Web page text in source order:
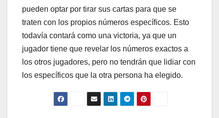
pueden optar por tirar sus cartas para que se
traten con los propios números específicos. Esto
todavía contará como una victoria, ya que un
jugador tiene que revelar los números exactos a
los otros jugadores, pero no tendrán que lidiar con
los específicos que la otra persona ha elegido.